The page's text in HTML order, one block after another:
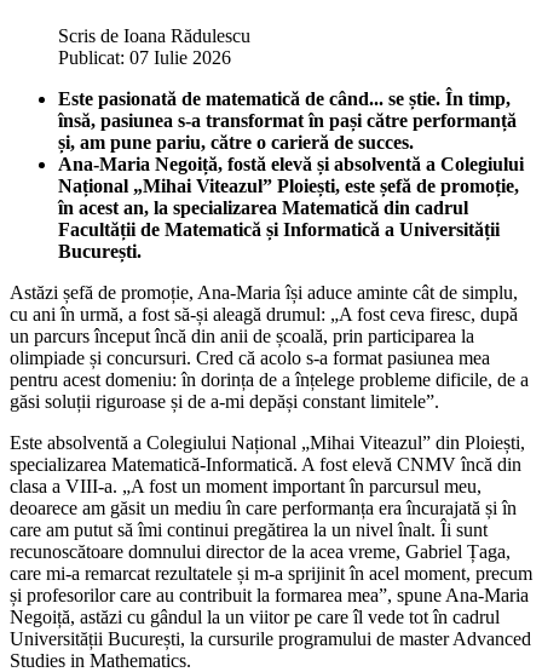
Scris de Ioana Rădulescu
Publicat: 07 Iulie 2026
Este pasionată de matematică de când... se știe. În timp,
însă, pasiunea s-a transformat în pași către performanță
și, am pune pariu, către o carieră de succes.
Ana-Maria Negoiță, fostă elevă și absolventă a Colegiului
Național „Mihai Viteazul” Ploiești, este șefă de promoție,
în acest an, la specializarea Matematică din cadrul
Facultății de Matematică și Informatică a Universității
București.
Astăzi șefă de promoție, Ana-Maria își aduce aminte cât de simplu,
cu ani în urmă, a fost să-și aleagă drumul: „A fost ceva firesc, după
un parcurs început încă din anii de școală, prin participarea la
olimpiade și concursuri. Cred că acolo s-a format pasiunea mea
pentru acest domeniu: în dorința de a înțelege probleme dificile, de a
găsi soluții riguroase și de a-mi depăși constant limitele”.
Este absolventă a Colegiului Național „Mihai Viteazul” din Ploiești,
specializarea Matematică-Informatică. A fost elevă CNMV încă din
clasa a VIII-a. „A fost un moment important în parcursul meu,
deoarece am găsit un mediu în care performanța era încurajată și în
care am putut să îmi continui pregătirea la un nivel înalt. Îi sunt
recunoscătoare domnului director de la acea vreme, Gabriel Țaga,
care mi-a remarcat rezultatele și m-a sprijinit în acel moment, precum
și profesorilor care au contribuit la formarea mea”, spune Ana-Maria
Negoiță, astăzi cu gândul la un viitor pe care îl vede tot în cadrul
Universității București, la cursurile programului de master Advanced
Studies in Mathematics.